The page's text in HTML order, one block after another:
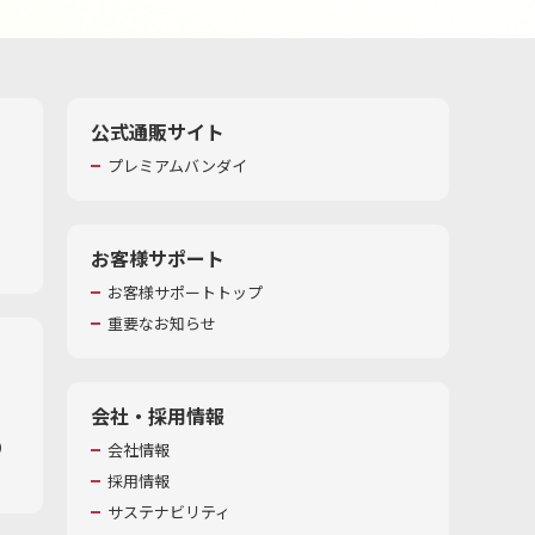
公式通販サイト
プレミアムバンダイ
お客様サポート
お客様サポートトップ
重要なお知らせ
会社・採用情報
会社情報
採用情報
サステナビリティ